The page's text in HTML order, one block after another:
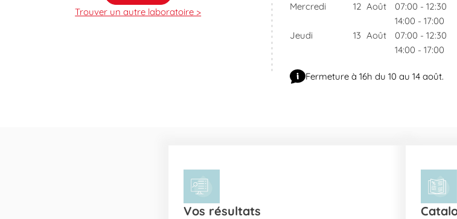
Trouver un autre laboratoire >
Mercredi
12 Août 07:00 -12:30
14:00 -17:00
Jeudi
13 Août 07:00 -12:30
14:00 -17:00
Fermeture à 16h du 10 au 14 août.
Vos résultats